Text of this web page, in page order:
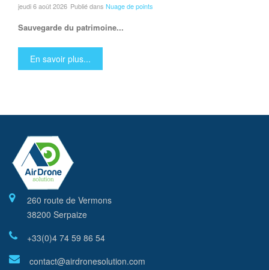
jeudi 6 août 2026 Publié dans Nuage de points
Sauvegarde du patrimoine...
En savoir plus...
260 route de Vermons
38200 Serpaize
+33(0)4 74 59 86 54
contact@airdronesolution.com